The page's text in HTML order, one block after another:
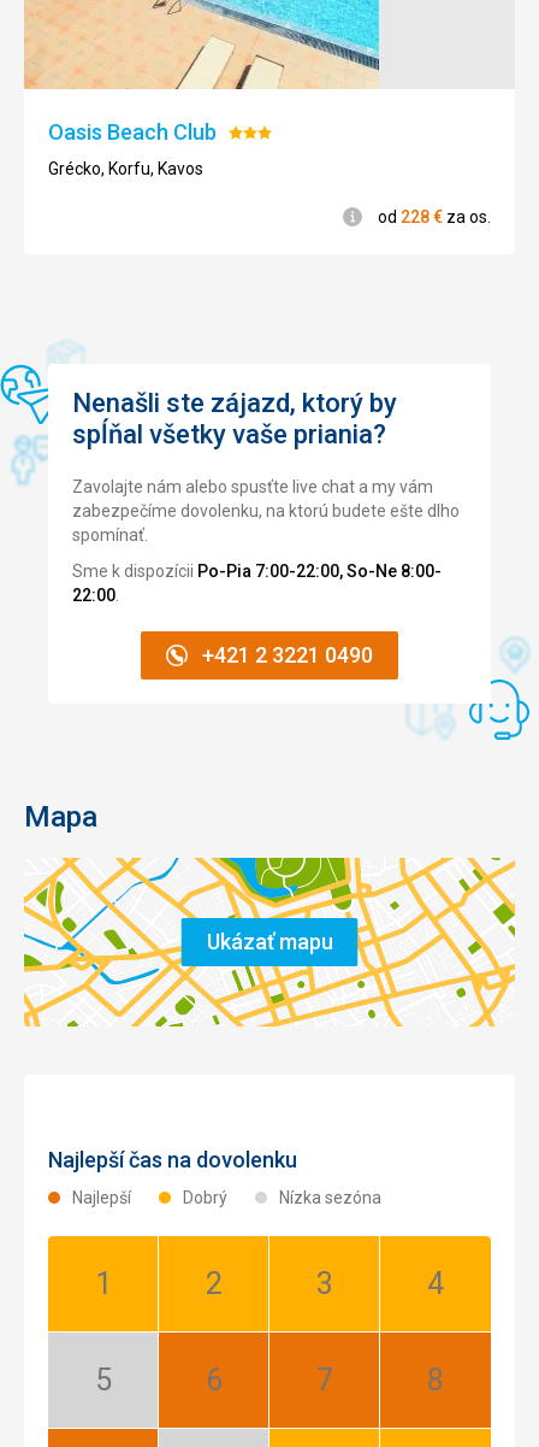
Izba bola čistá , denne upratovaná, nadpriemerne
priestranná
Služby
Oasis Beach Club Hodnotenie:
Grécko, Korfu, Kavos
Informácie
od 228€ za os.
Nenašli ste zájazd, ktorý by
spĺňal všetky vaše priania?
Zavolajte nám alebo spusťte live chat a my vám
zabezpečíme dovolenku, na ktorú budete ešte dlho
spomínať.
Sme k dispozícii Po-Pia 7:00-22:00, So-Ne 8:00-
22:00
+421 2 3221 0490
Mapa
Ukázať mapu
Najlepší čas na dovolenku
Najlepší Dobrý Nízka sezóna
Január:
Február:
Marec:
Apríl:
Máj:
Jún:
Júl:
August: